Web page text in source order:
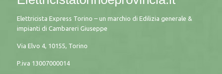
Elettricista Express Torino – un marchio di Edilizia generale &
impianti di Cambareri Giuseppe
Via Elvo 4, 10155, Torino
P.iva 13007000014